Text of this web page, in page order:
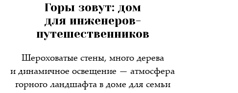
Горы зовут: дом
для инженеров-
путешественников
Шероховатые стены, много дерева
и динамичное освещение — атмосфера
горного ландшафта в доме для семьи